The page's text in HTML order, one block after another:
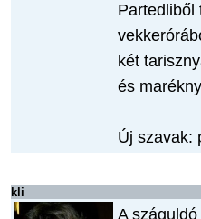
Partedliből
két
és
Új szavak:
kli
A